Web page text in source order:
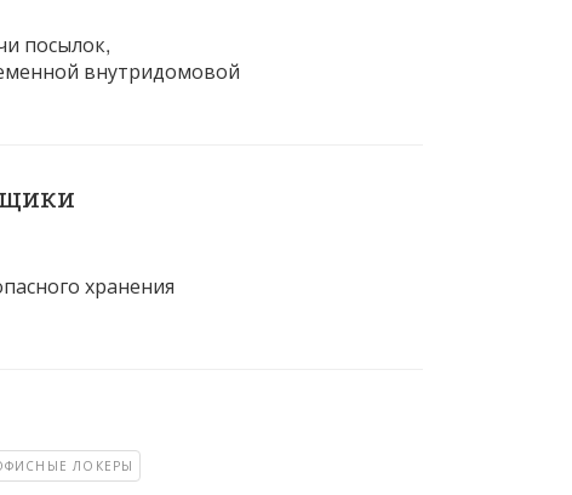
посылок,
внутридомовой
хранения
ЛОКЕРЫ